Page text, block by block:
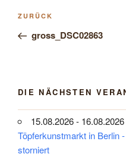
Beitragsnavigation
Vorheriger
Beitrag
ZURÜCK
gross_DSC02863
DIE NÄCHSTEN
15.08.2026 - 16.08.2026
Töpferkunstmarkt in Berlin
storniert